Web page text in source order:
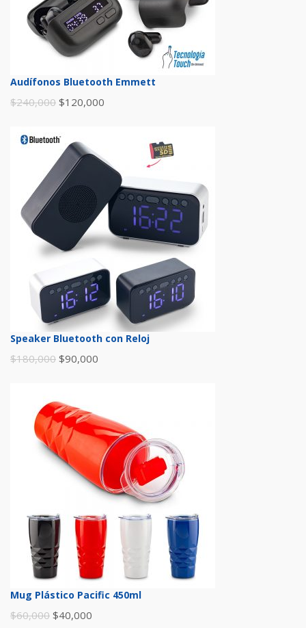
Audífonos Bluetooth Emmett
$240,000 $120,000
Speaker Bluetooth con Reloj
$180,000 $90,000
Mug Plástico Pacific 450ml
$60,000 $40,000